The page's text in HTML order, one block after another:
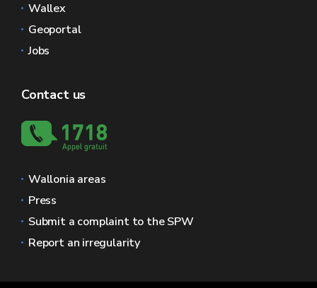
Wallex
Geoportal
Jobs
Contact us
Wallonia areas
Press
Submit a complaint to the SPW
Report an irregularity